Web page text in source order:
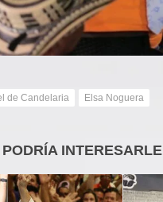
de Candelaria Elsa Noguera
INTERESARLE